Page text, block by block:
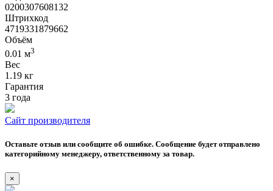
0200307608132
Штрихкод
4719331879662
Объём
0.01 м3
Вес
1.19 кг
Гарантия
3 года
Сайт производителя
Оставьте отзыв или сообщите об ошибке. Сообщение будет отправлено
категорийному менеджеру, ответственному за товар.
×